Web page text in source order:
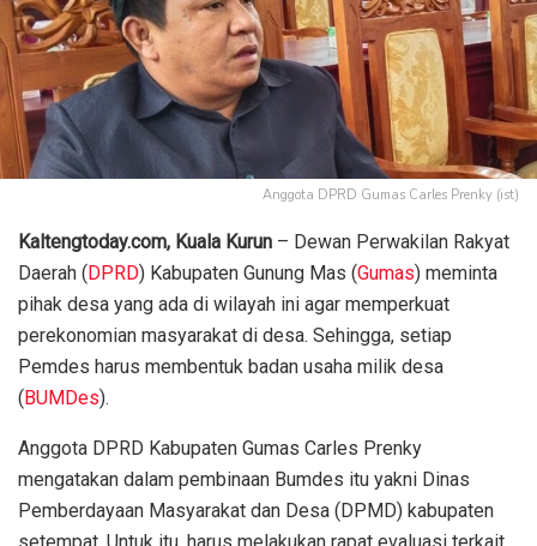
Anggota DPRD Gumas Carles Prenky (ist)
Kaltengtoday.com, Kuala Kurun – Dewan Perwakilan Rakyat
Daerah (DPRD) Kabupaten Gunung Mas (Gumas) meminta
pihak desa yang ada di wilayah ini agar memperkuat
perekonomian masyarakat di desa. Sehingga, setiap
Pemdes harus membentuk badan usaha milik desa
(BUMDes).
Anggota DPRD Kabupaten Gumas Carles Prenky
mengatakan dalam pembinaan Bumdes itu yakni Dinas
Pemberdayaan Masyarakat dan Desa (DPMD) kabupaten